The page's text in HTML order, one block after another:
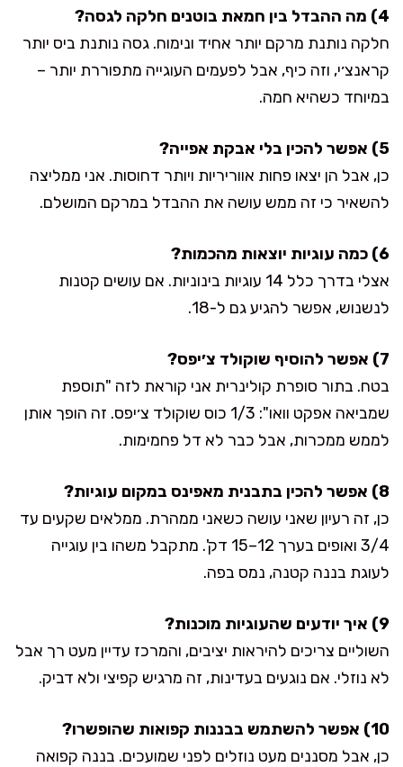
4) מה ההבדל בין חמאת בוטנים חלקה לגסה?
חלקה נותנת מרקם יותר אחיד ונימוח. גסה נותנת ביס יותר
קראנצ׳י, וזה כיף, אבל לפעמים העוגייה מתפוררת יותר –
במיוחד כשהיא חמה.
5) אפשר להכין בלי אבקת אפייה?
כן, אבל הן יצאו פחות אווריריות ויותר דחוסות. אני ממליצה
להשאיר כי זה ממש עושה את ההבדל במרקם המושלם.
6) כמה עוגיות יוצאות מהכמות?
אצלי בדרך כלל 14 עוגיות בינוניות. אם עושים קטנות
לנשנוש, אפשר להגיע גם ל-18.
7) אפשר להוסיף שוקולד צ׳יפס?
בטח. בתור סופרת קולינרית אני קוראת לזה "תוספת
שמביאה אפקט וואו": 1/3 כוס שוקולד צ׳יפס. זה הופך אותן
לממש ממכרות, אבל כבר לא דל פחמימות.
8) אפשר להכין בתבנית מאפינס במקום עוגיות?
כן, זה רעיון שאני עושה כשאני ממהרת. ממלאים שקעים עד
3/4 ואופים בערך 12–15 דק'. מתקבל משהו בין עוגייה
לעוגת בננה קטנה, נמס בפה.
9) איך יודעים שהעוגיות מוכנות?
השוליים צריכים להיראות יציבים, והמרכז עדיין מעט רך אבל
לא נוזלי. אם נוגעים בעדינות, זה מרגיש קפיצי ולא דביק.
10) אפשר להשתמש בבננות קפואות שהופשרו?
כן, אבל מסננים מעט נוזלים לפני שמועכים. בננה קפואה